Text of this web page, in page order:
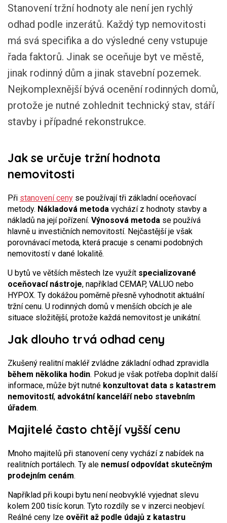
Stanovení tržní hodnoty ale není jen rychlý
odhad podle inzerátů. Každý typ nemovitosti
má svá specifika a do výsledné ceny vstupuje
řada faktorů. Jinak se oceňuje byt ve městě,
jinak rodinný dům a jinak stavební pozemek.
Nejkomplexnější bývá ocenění rodinných domů,
protože je nutné zohlednit technický stav, stáří
stavby i případné rekonstrukce.
Jak se určuje tržní hodnota
nemovitosti
Při stanovení ceny se používají tři základní oceňovací
metody. Nákladová metoda vychází z hodnoty stavby a
nákladů na její pořízení. Výnosová metoda se používá
hlavně u investičních nemovitostí. Nejčastější je však
porovnávací metoda, která pracuje s cenami podobných
nemovitostí v dané lokalitě.
U bytů ve větších městech lze využít specializované
oceňovací nástroje, například CEMAP, VALUO nebo
HYPOX. Ty dokážou poměrně přesně vyhodnotit aktuální
tržní cenu. U rodinných domů v menších obcích je ale
situace složitější, protože každá nemovitost je unikátní.
Jak dlouho trvá odhad ceny
Zkušený realitní makléř zvládne základní odhad zpravidla
během několika hodin. Pokud je však potřeba doplnit další
informace, může být nutné konzultovat data s katastrem
nemovitostí, advokátní kanceláří nebo stavebním
úřadem.
Majitelé často chtějí vyšší cenu
Mnoho majitelů při stanovení ceny vychází z nabídek na
realitních portálech. Ty ale nemusí odpovídat skutečným
prodejním cenám.
Například při koupi bytu není neobvyklé vyjednat slevu
kolem 200 tisíc korun. Tyto rozdíly se v inzerci neobjeví.
Reálné ceny lze ověřit až podle údajů z katastru